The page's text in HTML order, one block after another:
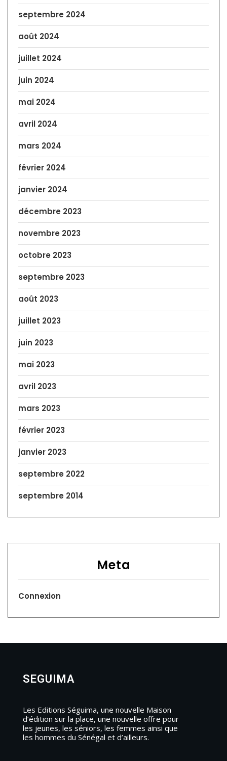
septembre 2024
août 2024
juillet 2024
juin 2024
mai 2024
avril 2024
mars 2024
février 2024
janvier 2024
décembre 2023
novembre 2023
octobre 2023
septembre 2023
août 2023
juillet 2023
juin 2023
mai 2023
avril 2023
mars 2023
février 2023
janvier 2023
septembre 2022
septembre 2014
Meta
Connexion
SEGUIMA
Les Editions Séguima, une nouvelle Maison
d’édition sur la place, une nouvelle offre pour
les jeunes, les séniors, les femmes ainsi que
les hommes du Sénégal et d’ailleurs.